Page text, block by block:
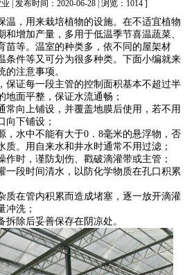
| 发布时间：2020-06-28 | 浏览：1014 ]
温，用来栽培植物的设施。在不适宜植物
增加产量，多用于低温季节喜温蔬菜、
苗等。温室的种类多，依不同的屋架材
条件等又可分为很多种类。下面小编就来
注意事项。
证每一段主管的控制面积基本不超过半
面平整，保证水流通畅；
向上铺设，并覆盖地膜后使用，若不用
向下铺设；
水中不能有大于0．8毫米的悬浮物，否
质。用自来水和井水时通常不用过滤；
时，谨防划伤、戳破滴灌带或主管；
段时间清水，以防化学物质在孔口积累
在管内积累而造成堵塞，逐一放开滴灌
冲洗；
除后妥善保存在阴凉处。